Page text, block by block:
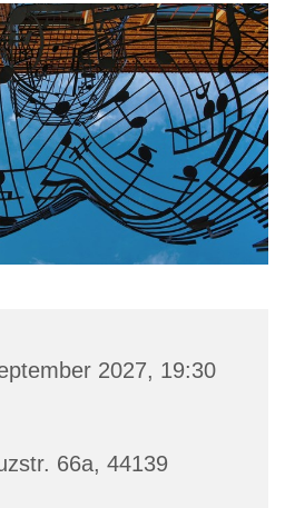
2027, 19:30
66a, 44139